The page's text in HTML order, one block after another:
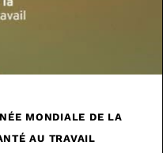
MONDIALE DE LA
AU TRAVAIL